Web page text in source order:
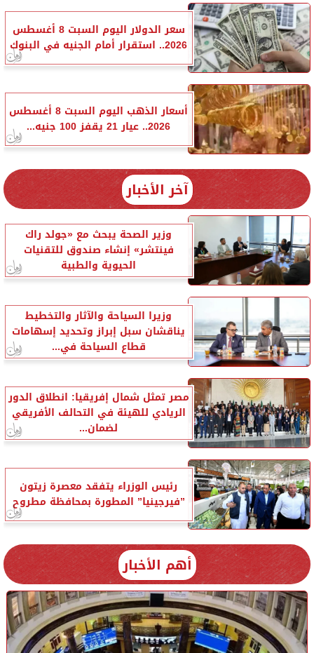
سعر الدولار اليوم السبت 8 أغسطس
2026.. استقرار أمام الجنيه في البنوك
أسعار الذهب اليوم السبت 8 أغسطس
2026.. عيار 21 يقفز 100 جنيه...
آخر الأخبار
وزير الصحة يبحث مع «جولد راك
فينتشر» إنشاء صندوق للتقنيات
الحيوية والطبية
وزيرا السياحة والآثار والتخطيط
يناقشان سبل إبراز وتحديد إسهامات
قطاع السياحة في...
مصر تمثل شمال إفريقيا: انطلاق الدور
الريادي للهيئة في التحالف الأفريقي
لضمان...
رئيس الوزراء يتفقد معصرة زيتون
”فيرجينيا” المطورة بمحافظة مطروح
أهم الأخبار